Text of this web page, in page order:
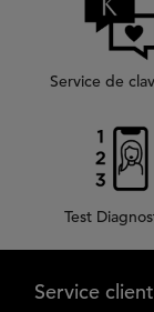
Service de
Test
Service client